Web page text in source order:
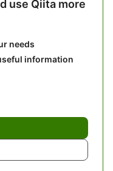
use Qiita more
needs
information